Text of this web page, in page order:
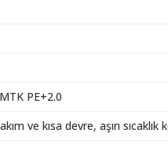
PE+2.0
ve kısa devre, aşırı sıcaklık